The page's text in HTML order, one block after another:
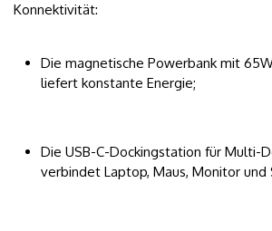
Konnektivität:
Die magnetische Powerbank mit
liefert konstante Energie;
Die USB-C-Dockingstation für Multi-
verbindet Laptop, Maus, Monitor und